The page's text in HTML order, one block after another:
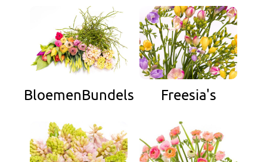
Groen & Decoratief
Bloemen per soort
Bloemenpakketten
Krans maken
Gelegenheden
BloemenBundels Freesia's